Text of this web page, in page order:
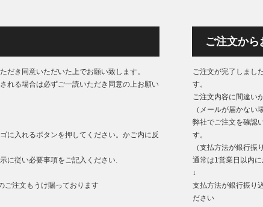
だき同意いただいた上でお願い致します。
れる場合は必ずご一読いただき同意の上お願い
に入れるボタンを押してください。かご内に反
に従い必要事項をご記入ください.
ご注文もうけ賜っております
ご注文から
ご注文が完了しまし
す。
ご注文内容に間違い
（メールが届かない
弊社でご注文を確認
す。
（支払方法が銀行振
通常は1営業日以内に
↓
支払方法が銀行振り
ださい